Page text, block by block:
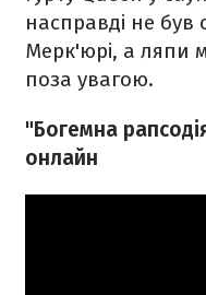
насправді не
Мерк'юрі, а ляпи
поза увагою.
"Богемна
онлайн